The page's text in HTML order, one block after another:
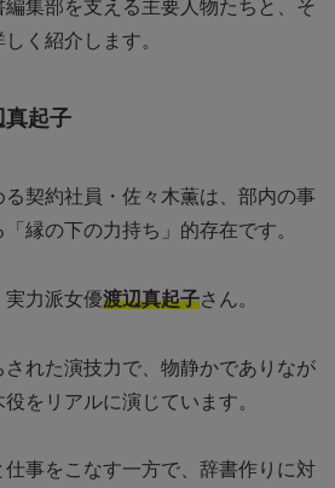
集部を支える主要人物たちと、そ
く紹介します。
真起子
契約社員・佐々木薫は、部内の事
縁の下の力持ち」的存在です。
実力派女優渡辺真起子さん。
れた演技力で、物静かでありなが
をリアルに演じています。
事をこなす一方で、辞書作りに対